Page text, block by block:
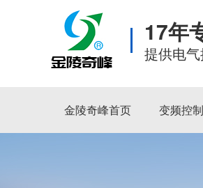
17年
提供电
金陵奇峰首页 变频控